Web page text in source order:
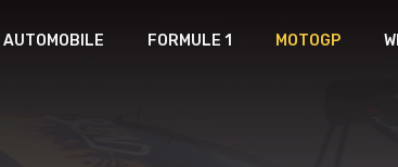
AUTOMOBILE FORMULE 1 MOTOGP